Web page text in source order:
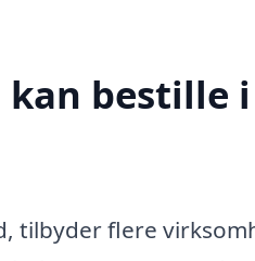
bestille i
tilbyder flere